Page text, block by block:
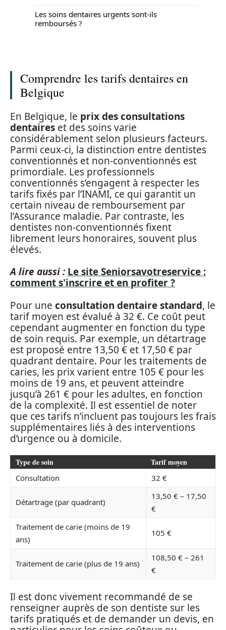
Les soins dentaires urgents sont-ils
remboursés ?
Comprendre les tarifs dentaires en
Belgique
En Belgique, le prix des consultations
dentaires et des soins varie
considérablement selon plusieurs facteurs.
Parmi ceux-ci, la distinction entre dentistes
conventionnés et non-conventionnés est
primordiale. Les professionnels
conventionnés s’engagent à respecter les
tarifs fixés par l’INAMI, ce qui garantit un
certain niveau de remboursement par
l’Assurance maladie. Par contraste, les
dentistes non-conventionnés fixent
librement leurs honoraires, souvent plus
élevés.
A lire aussi : Le site Seniorsavotreservice :
comment s'inscrire et en profiter ?
Pour une consultation dentaire standard, le
tarif moyen est évalué à 32 €. Ce coût peut
cependant augmenter en fonction du type
de soin requis. Par exemple, un détartrage
est proposé entre 13,50 € et 17,50 € par
quadrant dentaire. Pour les traitements de
caries, les prix varient entre 105 € pour les
moins de 19 ans, et peuvent atteindre
jusqu’à 261 € pour les adultes, en fonction
de la complexité. Il est essentiel de noter
que ces tarifs n’incluent pas toujours les frais
supplémentaires liés à des interventions
d’urgence ou à domicile.
Type de soin Tarif moyen
Consultation 32 €
Détartrage (par quadrant)
13,50 € – 17,50
€
Traitement de carie (moins de 19
ans)
105 €
Traitement de carie (plus de 19 ans)
108,50 € – 261
€
Il est donc vivement recommandé de se
renseigner auprès de son dentiste sur les
tarifs pratiqués et de demander un devis, en